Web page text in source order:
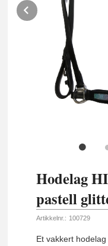
Prev
Hodelag
pastell
Artikkelnr.: 100729
Et vakkert